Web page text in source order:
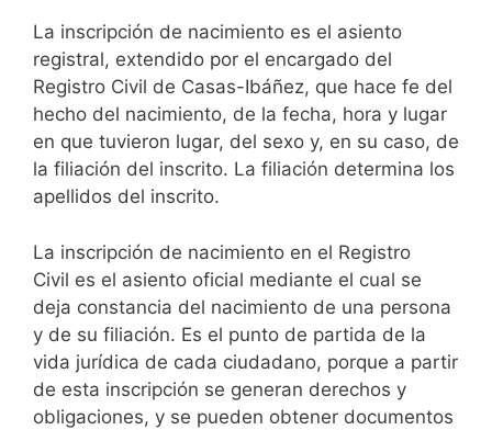
La inscripción de nacimiento es el asiento
registral, extendido por el encargado del
Registro Civil de Casas-Ibáñez, que hace fe del
hecho del nacimiento, de la fecha, hora y lugar
en que tuvieron lugar, del sexo y, en su caso, de
la filiación del inscrito. La filiación determina los
apellidos del inscrito.
La inscripción de nacimiento en el Registro
Civil es el asiento oficial mediante el cual se
deja constancia del nacimiento de una persona
y de su filiación. Es el punto de partida de la
vida jurídica de cada ciudadano, porque a partir
de esta inscripción se generan derechos y
obligaciones, y se pueden obtener documentos